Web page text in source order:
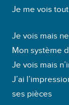
u
a
u
d
o
Je me vois
Je vois mais
Mon système
Je vois mais
J’ai
ses pièces